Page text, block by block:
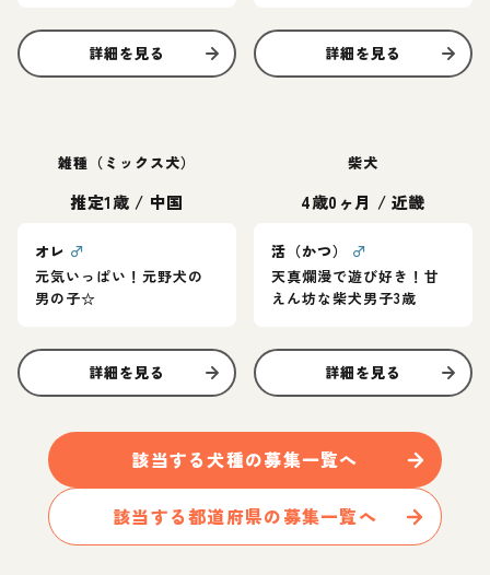
詳細を見る 詳細を見る
雑種（ミックス犬）
推定1歳 / 中国
オレ ♂
元気いっぱい！元野犬の
男の子☆
詳細を見る
柴犬
4歳0ヶ月 / 近畿
活（かつ）
♂
天真爛漫で遊び好き！甘
えん坊な柴犬男子3歳
詳細を見る
該当する犬種の募集一覧へ
該当する都道府県の募集一覧へ